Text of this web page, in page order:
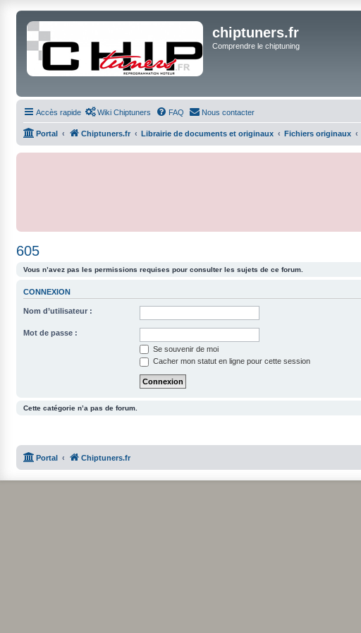
chiptuners.fr
Comprendre le chiptuning
Accès rapide Wiki Chiptuners FAQ Nous contacter
Portal Chiptuners.fr Librairie de documents et originaux Fichiers originaux
605
Vous n’avez pas les permissions requises pour consulter les sujets de ce forum.
CONNEXION
Nom d’utilisateur :
Mot de passe :
Se souvenir de moi
Cacher mon statut en ligne pour cette session
Cette catégorie n’a pas de forum.
Portal Chiptuners.fr